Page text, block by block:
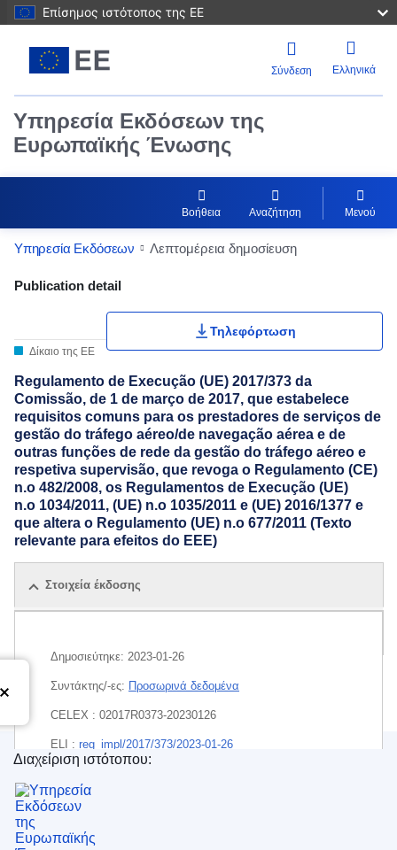
Επίσημος ιστότοπος της ΕΕ
Σύνδεση Ελληνικά
Υπηρεσία Εκδόσεων της
Ευρωπαϊκής Ένωσης
Βοήθεια Αναζήτηση Μενού
Υπηρεσία Εκδόσεων Λεπτομέρεια δημοσίευση
Publication Detail Actions Portlet
Publication detail
Δίκαιο της ΕΕ
Τηλεφόρτωση
Regulamento de Execução (UE) 2017/373 da
Comissão, de 1 de março de 2017, que estabelece
requisitos comuns para os prestadores de serviços de
gestão do tráfego aéreo/de navegação aérea e de
outras funções de rede da gestão do tráfego aéreo e
respetiva supervisão, que revoga o Regulamento (CE)
n.o 482/2008, os Regulamentos de Execução (UE)
n.o 1034/2011, (UE) n.o 1035/2011 e (UE) 2016/1377 e
que altera o Regulamento (UE) n.o 677/2011 (Texto
relevante para efeitos do EEE)
Στοιχεία έκδοσης
Δημοσιεύτηκε: 2023-01-26
Συντάκτης/-ες: Προσωρινά δεδομένα
CELEX : 02017R0373-20230126
ELI : reg_impl/2017/373/2023-01-26
EDITION : d3b41a98-85d4-11ed-9887-01aa75ed71a1
Υπηρεσία Εκδόσεων της Ευρωπαϊκής Ένωσης
Διαχείριση ιστότοπου: